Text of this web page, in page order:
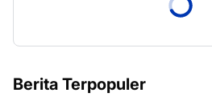
Berita Terpopuler